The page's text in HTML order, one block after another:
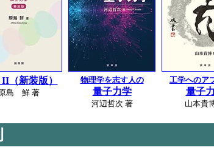
（新装版）
原島 鮮 著
物理学を志す人の
量子力学
河辺哲次 著
工学へのア
量子
山本貴